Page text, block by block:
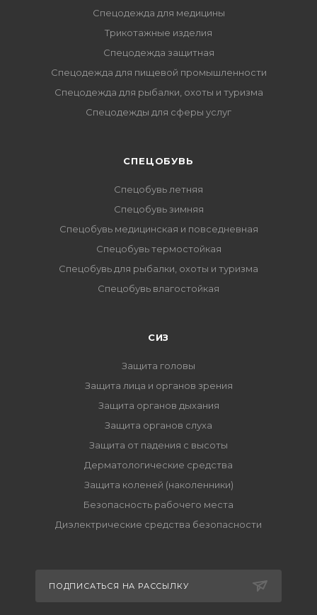
Спецодежда для медицины
Трикотажные изделия
Спецодежда защитная
Спецодежда для пищевой промышленности
Спецодежда для рыбалки, охоты и туризма
Спецодежды для сферы услуг
CПЕЦОБУВЬ
Спецобувь летняя
Спецобувь зимняя
Спецобувь медицинская и повседневная
Спецобувь термостойкая
Спецобувь для рыбалки, охоты и туризма
Спецобувь влагостойкая
СИЗ
Защита головы
Защита лица и органов зрения
Защита органов дыхания
Защита органов слуха
Защита от падения с высоты
Дерматологические средства
Защита коленей (наколенники)
Безопасность рабочего места
Диэлектрические средства безопасности
ПОДПИСАТЬСЯ НА РАССЫЛКУ